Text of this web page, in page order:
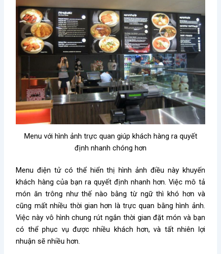
Menu với hình ảnh trực quan giúp khách hàng ra quyết
định nhanh chóng hơn
Menu điện tử có thể hiển thị hình ảnh điều này khuyến
khách hàng của bạn ra quyết định nhanh hơn. Việc mô tả
món ăn trông như thế nào bằng từ ngữ thì khó hơn và
cũng mất nhiều thời gian hơn là trực quan bằng hình ảnh.
Việc này vô hình chung rút ngắn thời gian đặt món và bạn
có thể phục vụ được nhiều khách hơn, và tất nhiên lợi
nhuận sẽ nhiều hơn.